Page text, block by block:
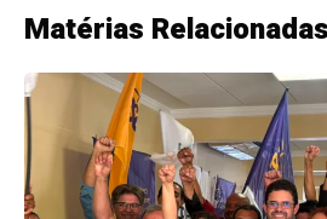
Matérias Relacionadas